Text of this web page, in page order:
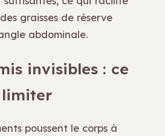
graisses de réserve
abdominale.
invisibles : ce
limiter
poussent le corps à